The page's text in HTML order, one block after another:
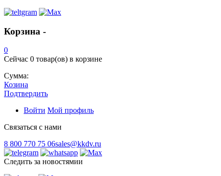
Корзина -
0
Сейчас 0 товар(ов) в корзине
Сумма:
Козина
Подтвердить
Войти Мой профиль
Связаться с нами
8 800 770 75 06sales@kkdv.ru
Следить за новостямии